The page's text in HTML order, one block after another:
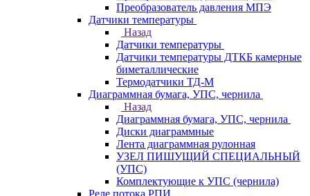
Преобразователь давления МПЭ
Датчики температуры
Назад
Датчики температуры
Датчики температуры ДТКБ камерные
биметаллические
Термодатчики ТД-М
Диаграммная бумага, УПС, чернила
Назад
Диаграммная бумага, УПС, чернила
Диски диаграммные
Лента диаграммная рулонная
УЗЕЛ ПИШУЩИЙ СПЕЦИАЛЬНЫЙ
(УПС)
Комплектующие к УПС (чернила)
Реле потока РПИ